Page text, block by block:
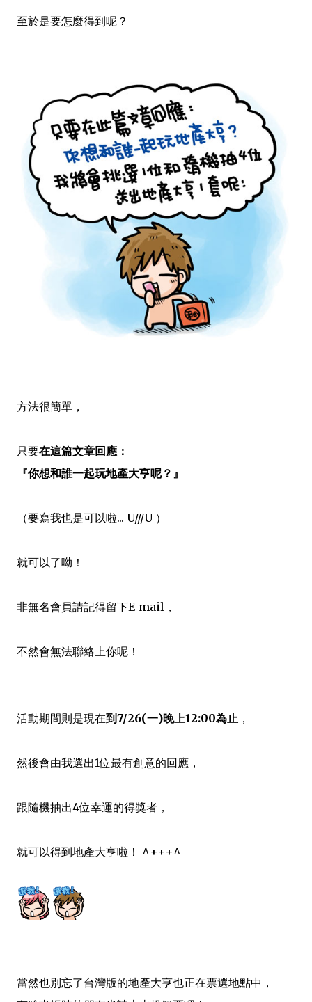
至於是要怎麼得到呢？
方法很簡單，
只要在這篇文章回應：
『你想和誰一起玩地產大亨呢？』
（要寫我也是可以啦... U///U ）
就可以了呦！
非無名會員請記得留下E-mail ，
不然會無法聯絡上你呢！
活動期間則是現在到7/26(一)晚上12:00為止 ，
然後會由我選出1位最有創意的回應 ，
跟隨機抽出4位幸運的得獎者 ，
就可以得到地產大亨啦！ ^+++^
當然也別忘了台灣版的地產大亨也正在票選地點中 ，